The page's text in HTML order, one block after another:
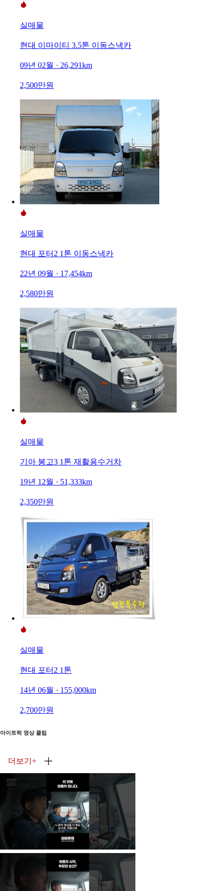
실매물
현대 이마이티 3.5톤 이동스낵카
09년 02월 · 26,291km
2,500만원
실매물
현대 포터2 1톤 이동스낵카
22년 09월 · 17,454km
2,580만원
실매물
기아 봉고3 1톤 재활용수거차
19년 12월 · 51,333km
2,350만원
실매물
현대 포터2 1톤
14년 06월 · 155,000km
2,700만원
아이트럭 영상 클립
더보기 +